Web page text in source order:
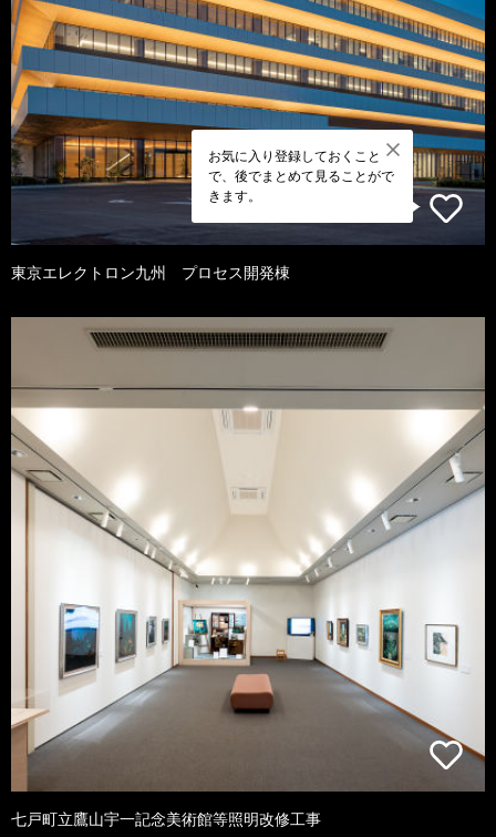
お気に入り登録しておくこと
で、後でまとめて見ることがで
きます。
東京エレクトロン九州 プロセス開発棟
七戸町立鷹山宇一記念美術館等照明改修工事